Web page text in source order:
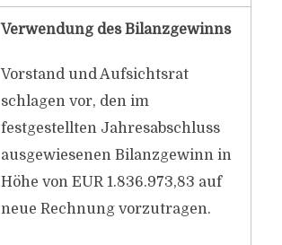
Verwendung des Bilanzgewinns
Vorstand und Aufsichtsrat
schlagen vor, den im
festgestellten Jahresabschluss
ausgewiesenen Bilanzgewinn in
Höhe von EUR 1.836.973,83 auf
neue Rechnung vorzutragen.